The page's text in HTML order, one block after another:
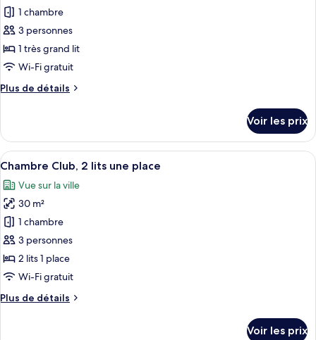
lits
une
place,
vue
établissement
pour
ce
type
de
chambre :
Chambre
très
grand
lit,
non-
fumeurs
1 chambre
3 personnes
1 très grand lit
Wi-Fi gratuit
Plus de détails
Plus
le
type
de
Chambre
Club,
très
grand
lit,
non-
fumeurs
Voir les prix
Afficher
toutes
les
photos
pour
ce
type
de
chambre :
Chambre
Une chambre d’hôtel avec deux
7
Chambre Club, 2 lits une place
Vue sur la ville
30 m²
1 chambre
3 personnes
2 lits 1 place
Wi-Fi gratuit
Plus de détails
Plus
Voir les prix